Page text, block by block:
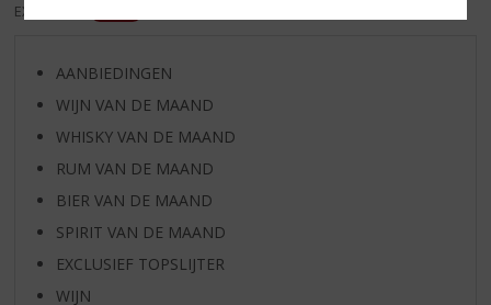
EXCL. BTW
AANBIEDINGEN
WIJN VAN DE MAAND
WHISKY VAN DE MAAND
RUM VAN DE MAAND
BIER VAN DE MAAND
SPIRIT VAN DE MAAND
EXCLUSIEF TOPSLIJTER
WIJN